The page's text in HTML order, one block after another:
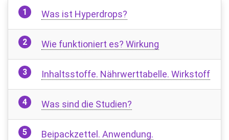
Was ist Hyperdrops?
Wie funktioniert es? Wirkung
Inhaltsstoffe. Nährwerttabelle. Wirkstoff
Was sind die Studien?
Beipackzettel. Anwendung.